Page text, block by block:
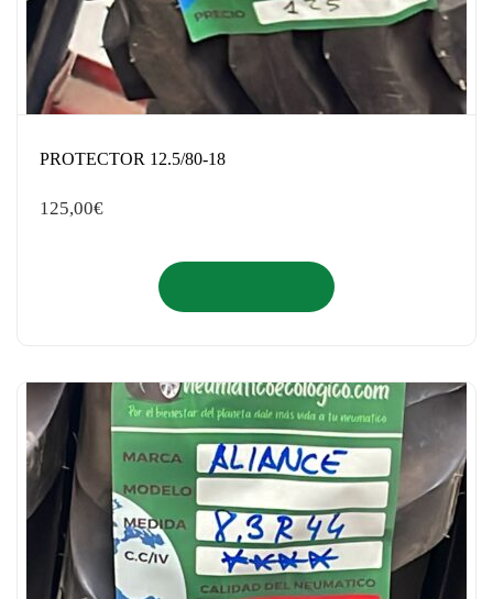
PROTECTOR 12.5/80-18
125,00€